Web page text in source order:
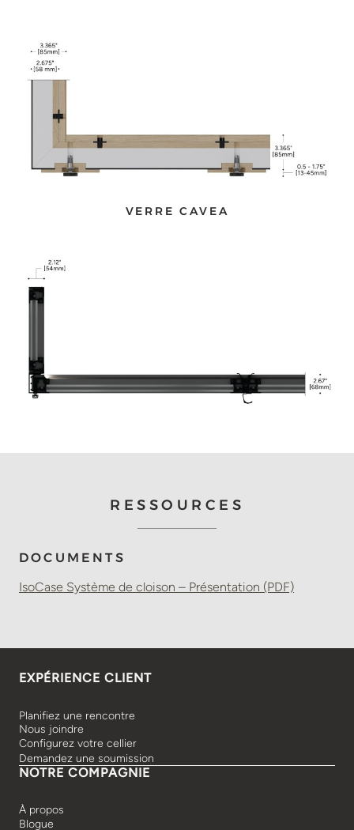
VERRE CAVEA
RESSOURCES
DOCUMENTS
IsoCase Système de cloison – Présentation (PDF)
EXPÉRIENCE CLIENT
Planifiez une rencontre
Nous joindre
Configurez votre cellier
Demandez une soumission
NOTRE COMPAGNIE
À propos
Blogue